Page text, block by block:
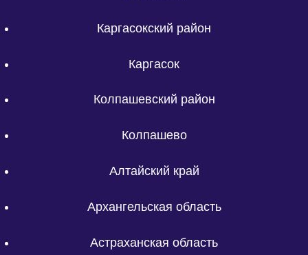
Каргасокский район
Каргасок
Колпашевский район
Колпашево
Алтайский край
Архангельская область
Астраханская область